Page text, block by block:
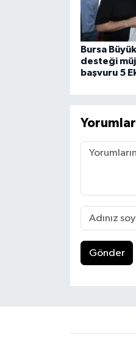
Bursa
desteği
başvuru 5
Yorumlar
Gönder